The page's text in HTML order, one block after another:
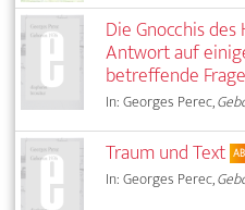
Die Gnocchis
Antwort auf
betreffende
In: Georges Perec,
Traum und Text
In: Georges Perec,